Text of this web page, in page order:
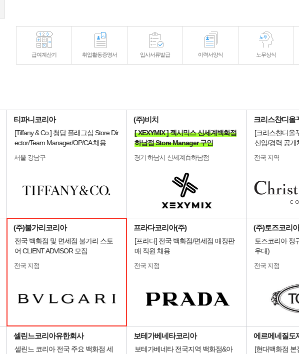
급여계산기 취업활동증명서 입사서류발급 이력서양식 노무상식
티파니코리아
[Tiffany & Co.] 청담 플래그십 Store Dir
ector/Team Manager/OP/CA 채용
서울 강남구
(주)비치
[ XEXYMIX ] 젝시믹스 신세계백화점
하남점 Store Manager 구인
경기 하남시 신세계百하남점
크리스챤디올
[크리스챤디올
신입/경력 공개
전국 지역
(주)불가리코리아
전국 백화점 및 면세점 불가리 스토
어 CLIENT ADVISOR 모집
전국 지점
프라다코리아(주)
[프라다] 전국 백화점/면세점 매장판
매 직원 채용
전국 지점
(주)토즈코리아
토즈코리아 정
우대)
전국 지점
셀린느코리아유한회사
셀린느 코리아 전국 주요 백화점 세
보테가베네타코리아
보테가베네타 전국지역 백화점&아
에르메네질도
[현대백화점 본